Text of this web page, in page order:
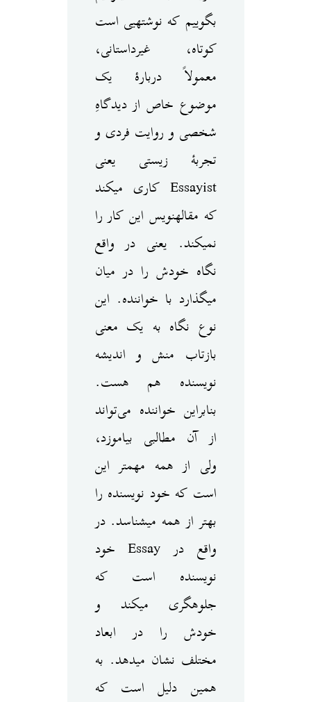
بگوییم که نوشته‎یی است
کوتاه، غیرداستانی،
معمولاً دربارهٔ یک
موضوع خاص از دیدگاهِ
شخصی و روایت فردی و
تجربهٔ زیستی یعنی
Essayist کاری می‎کند
که مقاله‎نویس این کار را
نمی‎کند. یعنی در واقع
نگاه خودش را در میان
می‎گذارد با خواننده. این
نوع نگاه به یک معنی
بازتاب منش و اندیشه
نویسنده هم هست.
بنابراین خواننده می‌تواند
از آن‌ مطالبی بیاموزد،
ولی از همه مهم‎تر این
است که خود نویسنده را
بهتر از همه می‎شناسد. در
واقع در Essay خود
نویسنده است که
جلوه‎گری می‎کند و
خودش را در ابعاد
مختلف نشان می‎دهد. به
همین دلیل است که